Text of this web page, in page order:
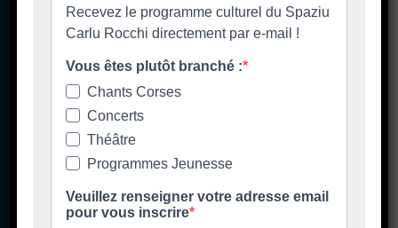
Ore di apertura
Les horaires d'ouverture
130 Carrughju di Spezziolaccia
20620 Biguglia
Lundi matin fermé
Lundi 17h-20h30
Mercredi 10h00-20h30
Samedi fermé